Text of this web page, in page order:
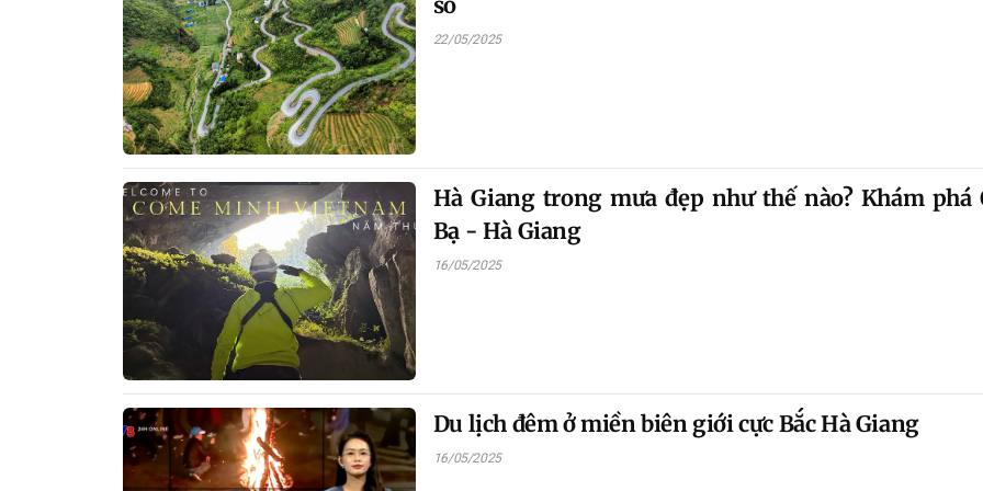
22/05/2025
Hà Giang trong mưa đẹp như thế nào? Khám phá
Bạ - Hà Giang
16/05/2025
Du lịch đêm ở miền biên giới cực Bắc Hà Giang
16/05/2025